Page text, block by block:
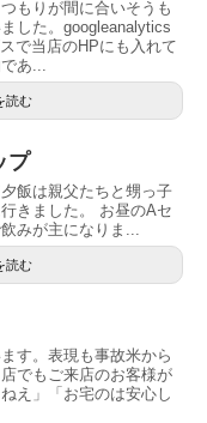
もりが間に合いそうも
した。googleanalytics
で当店のHPにも入れて
あ...
読む
プ
飯は親父たちと甥っ子
きました。 お昼のAセ
みが主になりま...
読む
す。表現も事故米から
でもご来店のお客様が
え」「お宅のは安心し